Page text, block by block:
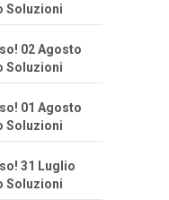
Soluzioni
02 Agosto
Soluzioni
01 Agosto
Soluzioni
31 Luglio
Soluzioni